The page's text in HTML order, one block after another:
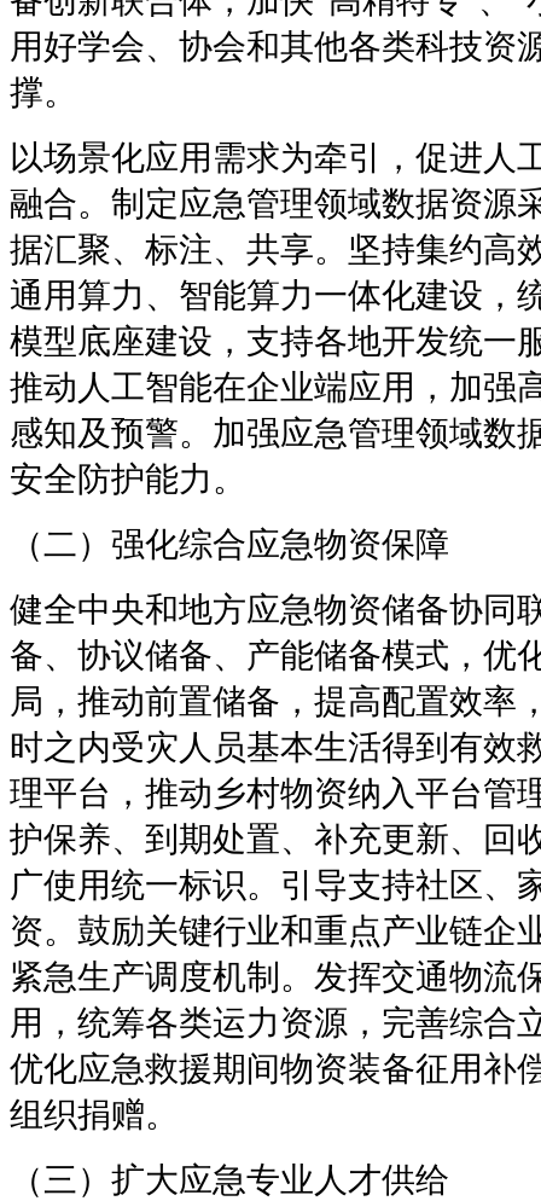
用好学会、协会和其他各类科技资
撑。
以场景化应用需求为牵引，促进人
融合。制定应急管理领域数据资源
据汇聚、标注、共享。坚持集约高
通用算力、智能算力一体化建设，
模型底座建设，支持各地开发统一
推动人工智能在企业端应用，加强
感知及预警。加强应急管理领域数
安全防护能力。
（二）强化综合应急物资保障
健全中央和地方应急物资储备协同
备、协议储备、产能储备模式，优
局，推动前置储备，提高配置效率
时之内受灾人员基本生活得到有效
理平台，推动乡村物资纳入平台管
护保养、到期处置、补充更新、回
广使用统一标识。引导支持社区、
资。鼓励关键行业和重点产业链企
紧急生产调度机制。发挥交通物流
用，统筹各类运力资源，完善综合
优化应急救援期间物资装备征用补
组织捐赠。
（三）扩大应急专业人才供给